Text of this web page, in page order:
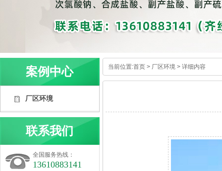
当前位置:首页 > 厂区环境 > 详细内容
案例中心
厂区环境
联系我们
全国服务热线：
13610883141